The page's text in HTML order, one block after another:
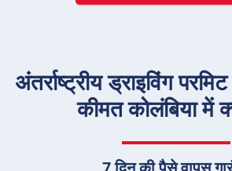
अंतर्राष्ट्रीय ड्राइविंग
कीमत कोलंबिया में